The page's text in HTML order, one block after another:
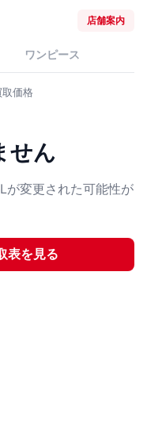
店舗案内
ワンピース
取価格
せん
が変更された可能性が
表を見る